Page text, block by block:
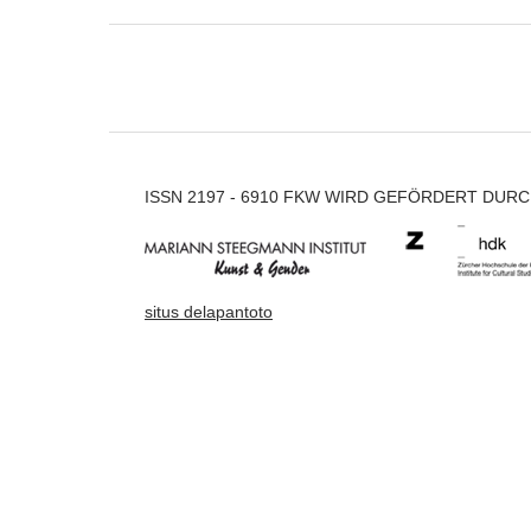
ISSN 2197 - 6910 FKW WIRD GEFÖRDERT
situs delapantoto